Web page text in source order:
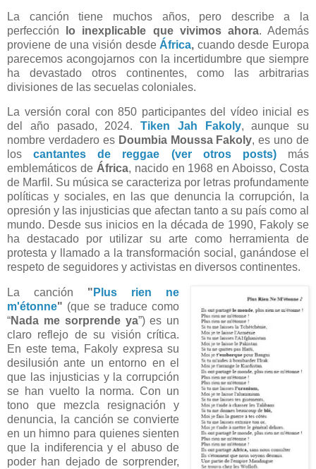
La canción tiene muchos años, pero describe a la
perfección
lo inexplicable que vivimos ahora. Además
proviene de una visión desde África, cuando desde Europa
parecemos acongojarnos con la incertidumbre que siempre
ha devastado otros continentes, como las arbitrarias
divisiones de las secuelas coloniales.
La versión coral con 850 participantes del vídeo inicial es
del año pasado, 2024. Tiken Jah Fakoly,aunque su
nombre verdadero es Doumbia Moussa Fakoly, es uno de
loscantantes de reggae (ver otros posts)más
emblemáticos de África, nacido en 1968 en Aboisso, Costa
de Marfil. Su música se caracteriza por letras profundamente
políticas y sociales, en las que denuncia la corrupción, la
opresión y las injusticias que afectan tanto a su país como al
mundo. Desde sus inicios en la década de 1990, Fakoly se
ha destacado por utilizar su arte como herramienta de
protesta y llamado a la transformación social, ganándose el
respeto de seguidores y activistas en diversos continentes.
La canción " Plus rien ne
m'étonne" (que se traduce como
“Nada me sorprende ya”) es un
claro reflejo de su visión crítica.
En este tema, Fakoly expresa su
desilusión ante un entorno en el
que las injusticias y la corrupción
se han vuelto la norma. Con un
tono que mezcla resignación y
denuncia, la canción se convierte
en un himno para quienes sienten
que la indiferencia y el abuso de
poder han dejado de sorprender,